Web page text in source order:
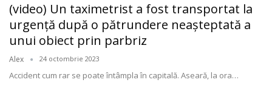
(video) Un taximetrist a fost transportat la
urgență după o pătrundere neașteptată a
unui obiect prin parbriz
Alex 24 octombrie 2023
Accident cum rar se poate întâmpla în capitală. Aseară, la ora…